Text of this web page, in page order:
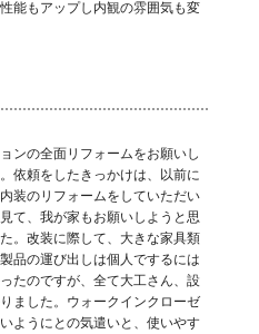
能もアップし内観の雰囲気も変
ンの全面リフォームをお願いし
依頼をしたきっかけは、以前に
装のリフォームをしていただい
て、我が家もお願いしようと思
。改装に際して、大きな家具類
品の運び出しは個人でするには
たのですが、全て大工さん、設
ました。ウォークインクローゼ
ようにとの気遣いと、使いやす